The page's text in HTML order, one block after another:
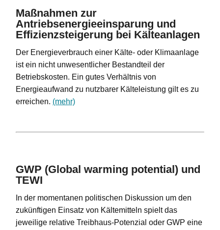
Maßnahmen zur
Antriebsenergieeinsparung und
Effizienzsteigerung bei Kälteanlagen
Der Energieverbrauch einer Kälte- oder Klimaanlage
ist ein nicht unwesentlicher Bestandteil der
Betriebskosten. Ein gutes Verhältnis von
Energieaufwand zu nutzbarer Kälteleistung gilt es zu
erreichen. (mehr)
GWP (Global warming potential) und
TEWI
In der momentanen politischen Diskussion um den
zukünftigen Einsatz von Kältemitteln spielt das
jeweilige relative Treibhaus-Potenzial oder GWP eine